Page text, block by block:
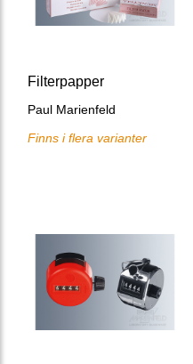
Filterpapper
Paul Marienfeld
Finns i flera varianter